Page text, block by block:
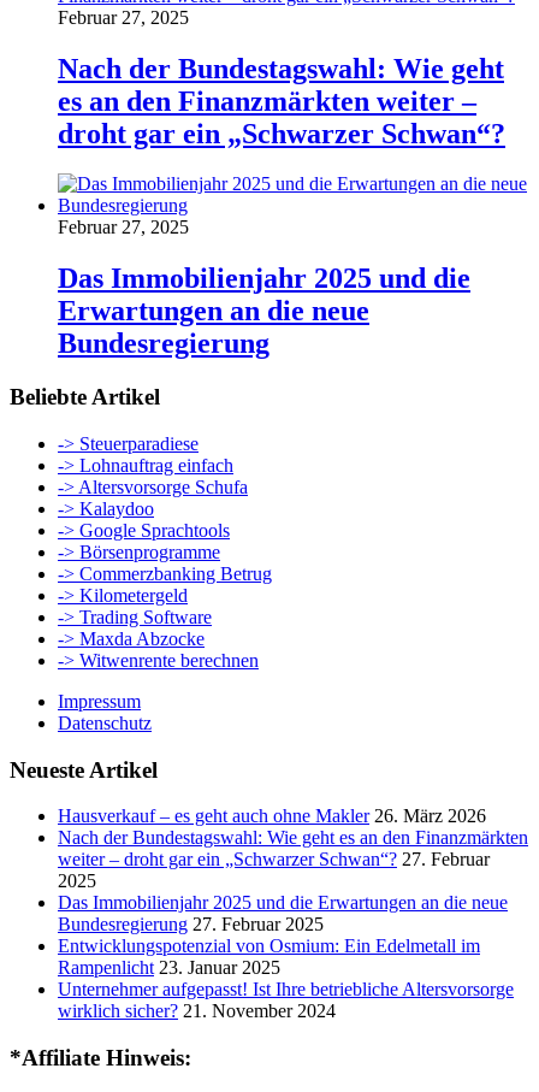
Februar 27, 2025
Nach der Bundestagswahl: Wie geht
es an den Finanzmärkten weiter –
droht gar ein „Schwarzer Schwan“?
Februar 27, 2025
Das Immobilienjahr 2025 und die
Erwartungen an die neue
Bundesregierung
Beliebte Artikel
-> Steuerparadiese
-> Lohnauftrag einfach
-> Altersvorsorge Schufa
-> Kalaydoo
-> Google Sprachtools
-> Börsenprogramme
-> Commerzbanking Betrug
-> Kilometergeld
-> Trading Software
-> Maxda Abzocke
-> Witwenrente berechnen
Impressum
Datenschutz
Neueste Artikel
Hausverkauf – es geht auch ohne Makler 26. März 2026
Nach der Bundestagswahl: Wie geht es an den Finanzmärkten
weiter – droht gar ein „Schwarzer Schwan“? 27. Februar
2025
Das Immobilienjahr 2025 und die Erwartungen an die neue
Bundesregierung 27. Februar 2025
Entwicklungspotenzial von Osmium: Ein Edelmetall im
Rampenlicht 23. Januar 2025
Unternehmer aufgepasst! Ist Ihre betriebliche Altersvorsorge
wirklich sicher? 21. November 2024
*Affiliate Hinweis: